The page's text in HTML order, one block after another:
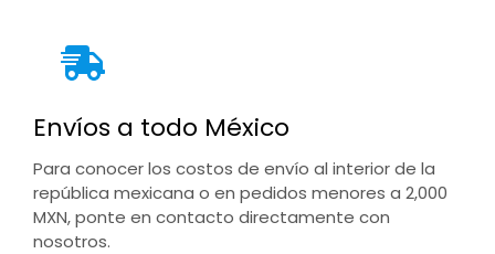
Envíos a todo México
Para conocer los costos de envío al interior de la
república mexicana o en pedidos menores a 2,000
MXN, ponte en contacto directamente con
nosotros.